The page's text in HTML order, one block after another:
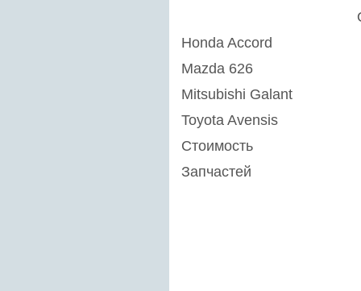
Honda Accord
Mazda 626
Mitsubishi Galant
Toyota Avensis
Стоимость
Запчастей